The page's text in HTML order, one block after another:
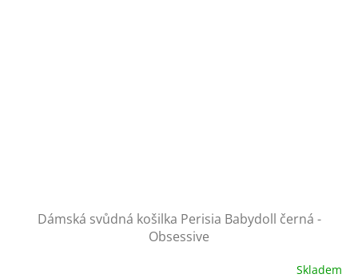
Dámská svůdná košilka Perisia Babydoll černá -
Obsessive
Skladem